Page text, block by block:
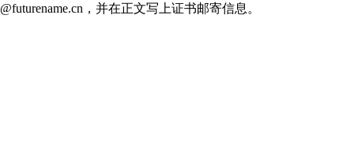
，并在正文写上证书邮寄信息。